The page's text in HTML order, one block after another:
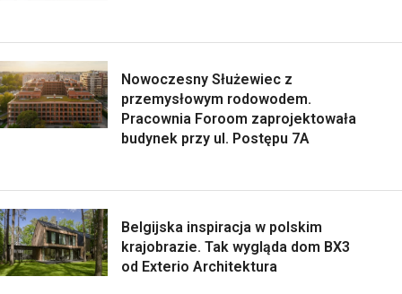
Nowoczesny Służewiec z
przemysłowym rodowodem.
Pracownia Foroom zaprojektowała
budynek przy ul. Postępu 7A
Belgijska inspiracja w polskim
krajobrazie. Tak wygląda dom BX3
od Exterio Architektura